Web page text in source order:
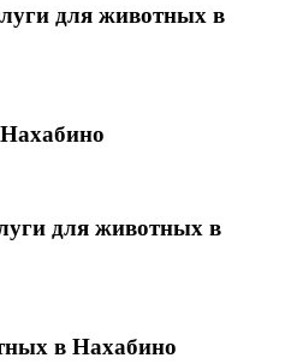
для животных в
для животных в
в Нахабино